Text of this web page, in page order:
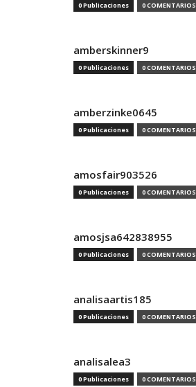
0 Publicaciones 0 COMENTARIOS
amberskinner9
0 Publicaciones 0 COMENTARIOS
amberzinke0645
0 Publicaciones 0 COMENTARIOS
amosfair903526
0 Publicaciones 0 COMENTARIOS
amosjsa642838955
0 Publicaciones 0 COMENTARIOS
analisaartis185
0 Publicaciones 0 COMENTARIOS
analisalea3
0 Publicaciones 0 COMENTARIOS